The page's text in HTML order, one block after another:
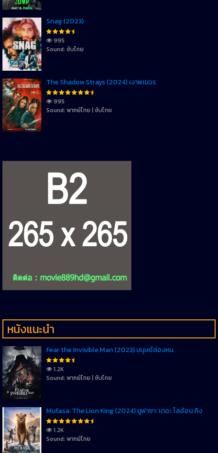
Snag (2023)
995
Sound: ซับไทย
The Shadow Strays (2024) เงาพเนจร
995
Sound: พากย์ไทย | ซับไทย
หนังแนะนำ
Fear the Invisible Man (2023) มนุษย์ล่องหน
1.2K
Sound: พากย์ไทย | ซับไทย
Mufasa: The Lion King (2024) มูฟาซา: เดอะ ไลอ้อน คิง
1.2K
Sound: พากย์ไทย